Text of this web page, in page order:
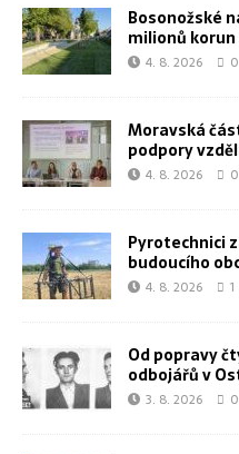
Bosonožské
milionů
4. 8. 2026 0
Moravská
podpory
4. 8. 2026 0
Pyrotechnici
budoucího
4. 8. 2026 1
Od popravy
odbojářů v
3. 8. 2026 0